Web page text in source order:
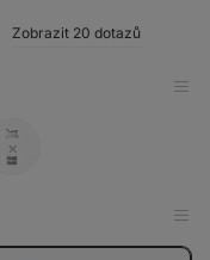
Zobrazit 20 dotazů
Superhero
vyprodáno
v